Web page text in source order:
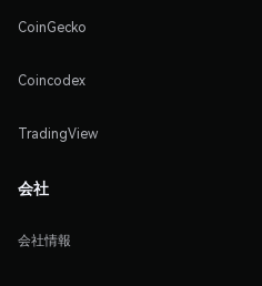
CoinGecko
Coincodex
TradingView
会社
会社情報